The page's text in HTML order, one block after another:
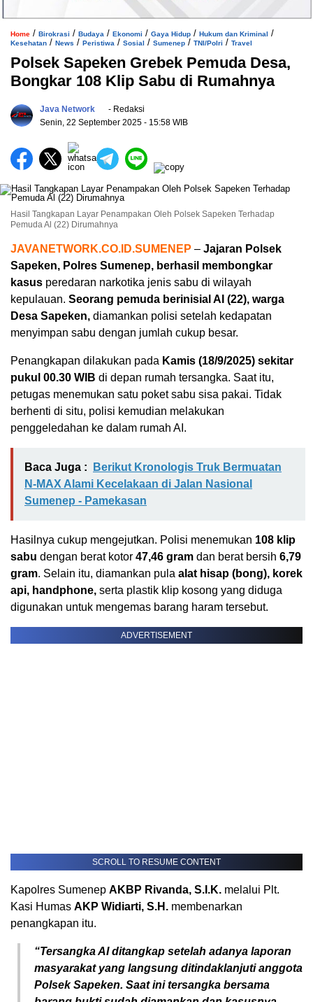
Home / Birokrasi / Budaya / Ekonomi / Gaya Hidup / Hukum dan Kriminal /
Kesehatan / News / Peristiwa / Sosial / Sumenep / TNI/Polri / Travel
Polsek Sapeken Grebek Pemuda Desa,
Bongkar 108 Klip Sabu di Rumahnya
Java Network
- Redaksi
Senin, 22 September 2025 - 15:58 WIB
Hasil Tangkapan Layar Penampakan Oleh Polsek Sapeken Terhadap
Pemuda Al (22) Dirumahnya
JAVANETWORK.CO.ID.SUMENEP – Jajaran Polsek
Sapeken, Polres Sumenep, berhasil membongkar
kasus peredaran narkotika jenis sabu di wilayah
kepulauan. Seorang pemuda berinisial AI (22), warga
Desa Sapeken, diamankan polisi setelah kedapatan
menyimpan sabu dengan jumlah cukup besar.
Penangkapan dilakukan pada Kamis (18/9/2025) sekitar
pukul 00.30 WIB di depan rumah tersangka. Saat itu,
petugas menemukan satu poket sabu sisa pakai. Tidak
berhenti di situ, polisi kemudian melakukan
penggeledahan ke dalam rumah AI.
Baca Juga :
Berikut Kronologis Truk Bermuatan
N-MAX Alami Kecelakaan di Jalan Nasional
Sumenep - Pamekasan
Hasilnya cukup mengejutkan. Polisi menemukan 108 klip
sabu dengan berat kotor 47,46 gram dan berat bersih 6,79
gram. Selain itu, diamankan pula alat hisap (bong), korek
api, handphone, serta plastik klip kosong yang diduga
digunakan untuk mengemas barang haram tersebut.
ADVERTISEMENT
SCROLL TO RESUME CONTENT
Kapolres Sumenep AKBP Rivanda, S.I.K. melalui Plt.
Kasi Humas AKP Widiarti, S.H. membenarkan
penangkapan itu.
“Tersangka AI ditangkap setelah adanya laporan
masyarakat yang langsung ditindaklanjuti anggota
Polsek Sapeken. Saat ini tersangka bersama